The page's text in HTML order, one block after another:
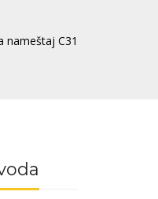
nameštaj C31